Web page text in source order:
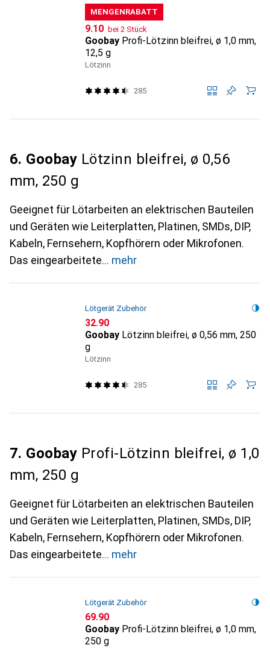
MENGENRABATT
CHF
9.10 bei 2 Stück
Goobay Profi-Lötzinn bleifrei, ø 1,0 mm,
12,5 g
Lötzinn
285
6. Goobay Lötzinn bleifrei, ø 0,56
mm, 250 g
Geeignet für Lötarbeiten an elektrischen Bauteilen
und Geräten wie Leiterplatten, Platinen, SMDs, DIP,
Kabeln, Fernsehern, Kopfhörern oder Mikrofonen.
Das eingearbeitete
mehr
Lötgerät Zubehör
CHF
32.90
Goobay Lötzinn bleifrei, ø 0,56 mm, 250
g
Lötzinn
285
7. Goobay Profi-Lötzinn bleifrei, ø 1,0
mm, 250 g
Geeignet für Lötarbeiten an elektrischen Bauteilen
und Geräten wie Leiterplatten, Platinen, SMDs, DIP,
Kabeln, Fernsehern, Kopfhörern oder Mikrofonen.
Das eingearbeitete
mehr
Lötgerät Zubehör
CHF
69.90
Goobay Profi-Lötzinn bleifrei, ø 1,0 mm,
250 g